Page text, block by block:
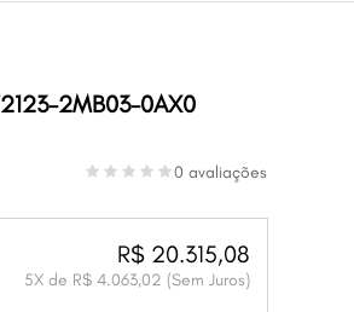
2MB03-0AX0
0 avaliações
R$ 20.315,08
5X de R$ 4.063,02 (Sem Juros)